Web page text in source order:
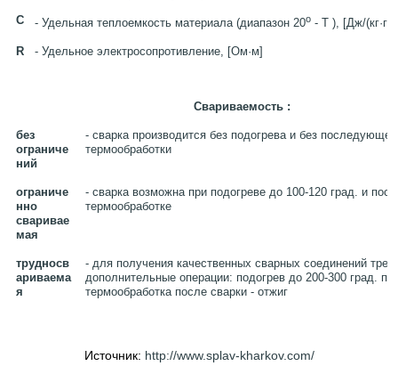
C - Удельная теплоемкость материала (диапазон 20o - T ), [Дж/
R - Удельное электросопротивление, [Ом·м]
Свариваемость :
без
ограниче
ний
- сварка производится без подогрева и без последующей
термообработки
ограниче
нно
сваривае
мая
- сварка возможна при подогреве до 100-120 град. и
термообработке
трудносв
ариваема
я
- для получения качественных сварных соединений
дополнительные операции: подогрев до 200-300 град.
термообработка после сварки - отжиг
Источник: http://www.splav-kharkov.com/